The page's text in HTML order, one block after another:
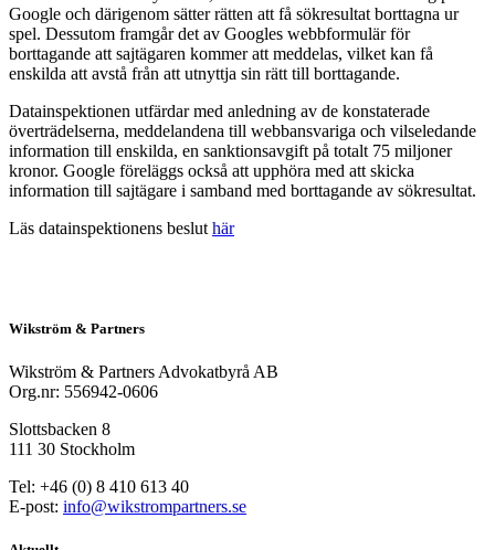
Google och därigenom sätter rätten att få sökresultat borttagna ur
spel. Dessutom framgår det av Googles webbformulär för
borttagande att sajtägaren kommer att meddelas, vilket kan få
enskilda att avstå från att utnyttja sin rätt till borttagande.
Datainspektionen utfärdar med anledning av de konstaterade
överträdelserna, meddelandena till webbansvariga och vilseledande
information till enskilda, en sanktionsavgift på totalt 75 miljoner
kronor. Google föreläggs också att upphöra med att skicka
information till sajtägare i samband med borttagande av sökresultat.
Läs datainspektionens beslut här
Wikström & Partners
Wikström & Partners Advokatbyrå AB
Org.nr: 556942-0606
Slottsbacken 8
111 30 Stockholm
Tel: +46 (0) 8 410 613 40
E-post: info@wikstrompartners.se